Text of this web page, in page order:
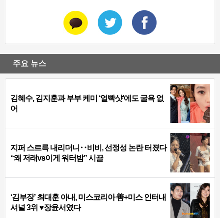
주요 뉴스
김혜수, 김지훈과 부부 케미 ‘얼빡샷’에도 굴욕 없
어
지퍼 스르륵 내리더니‥비비, 선정성 논란 터졌다
“왜 저래vs이게 워터밤” 시끌
‘김부장’ 최대훈 아내, 미스코리아 善+미스 인터내
셔널 3위 ♥장윤서였다